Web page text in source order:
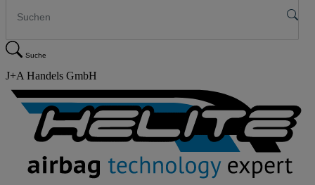
Suche
J+A Handels GmbH